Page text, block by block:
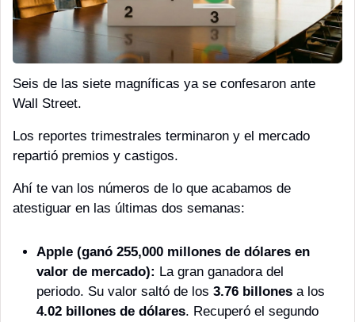
Seis de las siete magníficas ya se confesaron ante
Wall Street.
Los reportes trimestrales terminaron y el mercado
repartió premios y castigos.
Ahí te van los números de lo que acabamos de
atestiguar en las últimas dos semanas:
Apple (ganó 255,000 millones de dólares en
valor de mercado): La gran ganadora del
periodo. Su valor saltó de los 3.76 billones
4.02 billones de dólares. Recuperó el segundo